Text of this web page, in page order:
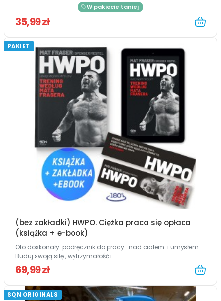
W pakiecie taniej
35,99 zł
PAKIET
(bez zakładki) HWPO. Ciężka praca się opłaca
(książka + e-book)
Oto doskonały podręcznik do pracy nad ciałem i umysłem.
Buduj swoją siłę , wytrzymałość i...
69,99 zł
SQN ORIGINALS